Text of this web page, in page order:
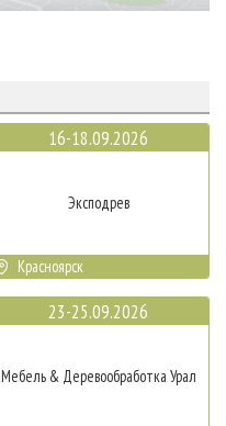
16-18.09.2026
Эксподрев
Красноярск
23-25.09.2026
Мебель & Деревообработка Урал